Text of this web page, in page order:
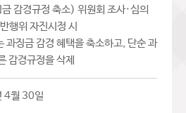
감경규정 축소) 위원회 조사·심의
행위 자진시정 시
과징금 감경 혜택을 축소하고, 단순 과
감경규정을 삭제
4월 30일